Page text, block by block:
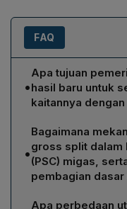
FAQ
•
Apa tujuan
hasil baru untuk
kaitannya
Pemerintah ingin
sekaligus
sumber daya alam,
Dengan
negara,
•
Bagaimana
gross split dalam
(PSC) migas,
pembagian
Apa perbedaan